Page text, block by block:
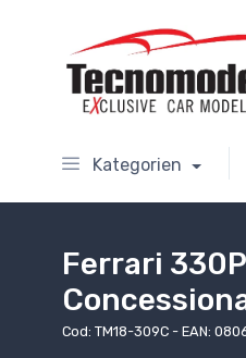
Kategorien
Ferrari
Cod: TM18-309C - EAN: